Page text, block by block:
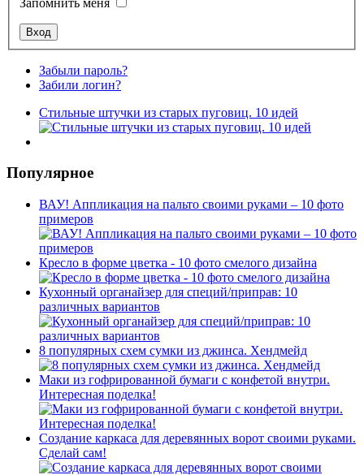
Забыли пароль?
Забили логин?
Стильные штучки из старых пуговиц. 10 идей
Популярное
ВАУ! Аппликация на пальто своими руками – 10 фото
примеров
Кресло в форме цветка - 10 фото смелого дизайна
Кухонный органайзер для специй/приправ: 10
различных вариантов
8 популярных схем сумки из джинса. Хендмейд
Маки из гофрированной бумаги с конфетой внутри.
Интересная поделка!
Создание каркаса для деревянных ворот своими руками.
Сделай сам!